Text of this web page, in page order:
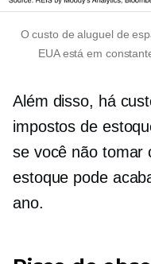
O custo de aluguel de
EUA está em
Além disso, há
impostos de
se você não tomar
estoque pode
ano.